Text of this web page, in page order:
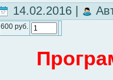
14.02.2016 |
600 руб.